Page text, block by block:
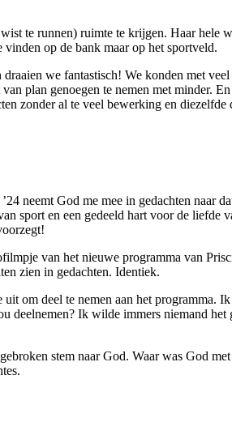
te runnen) ruimte te krijgen. Haar
op de bank maar op het sportveld.
we fantastisch! We konden met
plan genoegen te nemen met minder.
zonder al te veel bewerking en
neemt God me mee in gedachten naar
sport en een gedeeld hart voor de
van het nieuwe programma van
zien in gedachten. Identiek.
om deel te nemen aan het
Ik wilde immers niemand
stem naar God. Waar was God